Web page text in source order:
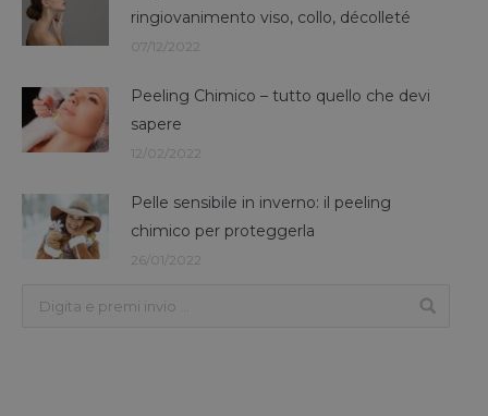
ringiovanimento viso, collo, décolleté
07/12/2022
Peeling Chimico – tutto quello che devi
sapere
12/02/2022
Pelle sensibile in inverno: il peeling
chimico per proteggerla
26/01/2022